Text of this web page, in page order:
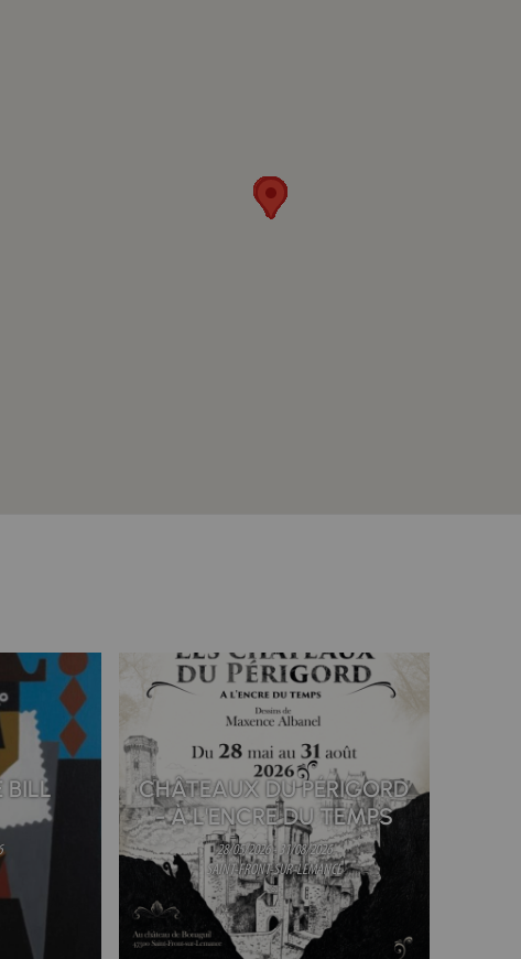
BILL
CHÂTEAUX DU PÉRIGORD
- À L'ENCRE DU TEMPS
28/05/2026 - 31/08/2026
SAINT-FRONT-SUR-LEMANCE